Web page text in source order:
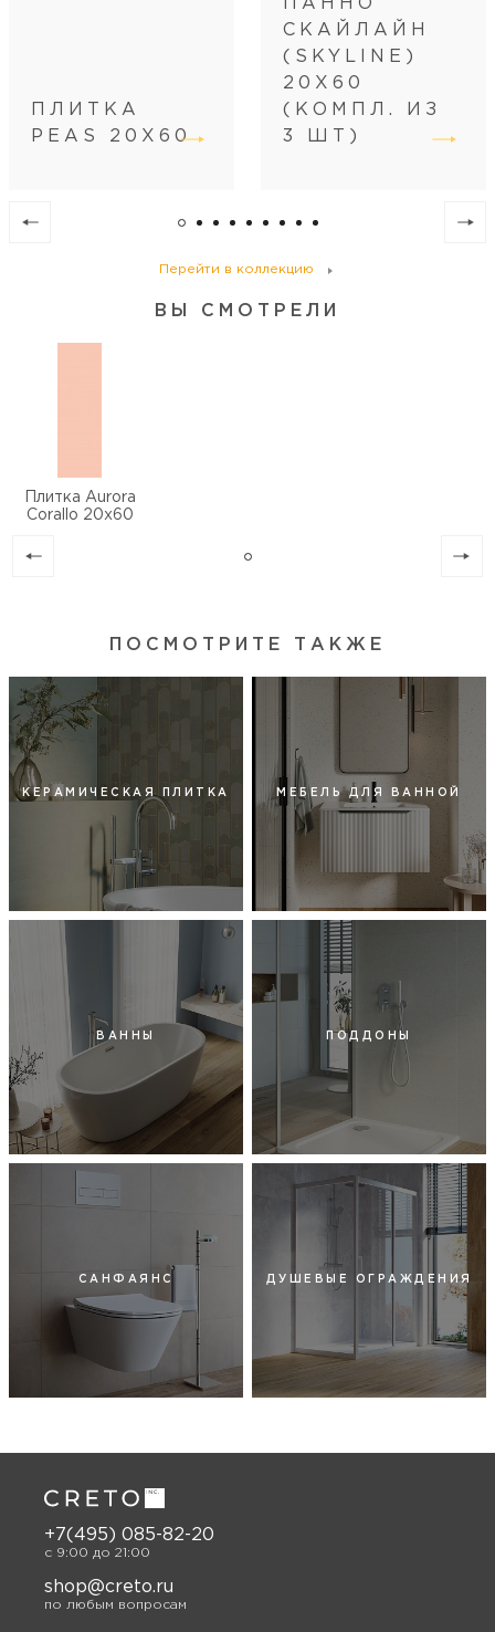
Вес поддона (кг)
Перейти в коллекцию
ПЛИТКА
PEAS 20Х60
ПАННО
СКАЙЛАЙН
(SKYLINE)
20Х60
(КОМПЛ. ИЗ
3 ШТ)
ВЫ СМОТРЕЛИ
Плитка Aurora
Corallo 20х60
ПОСМОТРИТЕ ТАКЖЕ
КЕРАМИЧЕСКАЯ ПЛИТКА МЕБЕЛЬ ДЛЯ ВАННОЙ
ВАННЫ ПОДДОНЫ
САНФАЯНС ДУШЕВЫЕ ОГРАЖДЕНИЯ
+7(495) 085-82-20
c 9:00 до 21:00
shop@creto.ru
по любым вопросам